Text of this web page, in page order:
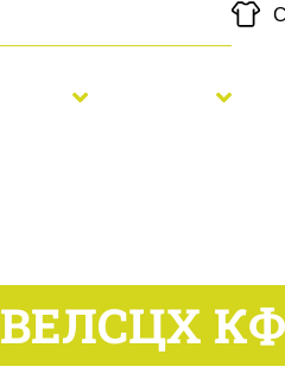
ВЕЛСЦХ